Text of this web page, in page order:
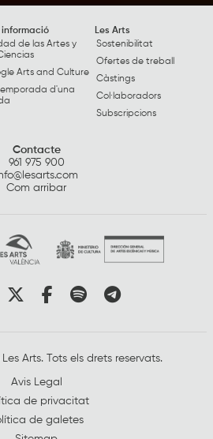
informació
de las Artes y
Arts and Culture
d'una
Les Arts
Sostenibilitat
Ofertes de treball
Càstings
Col·laboradors
Subscripcions
Contacte
961 975 900
Com arribar
instagram
a youtube
Link a twitter
Link a facebook
Link a spotify
Link a
Arts. Tots els drets reservats.
Avis Legal
de privacitat
de galetes